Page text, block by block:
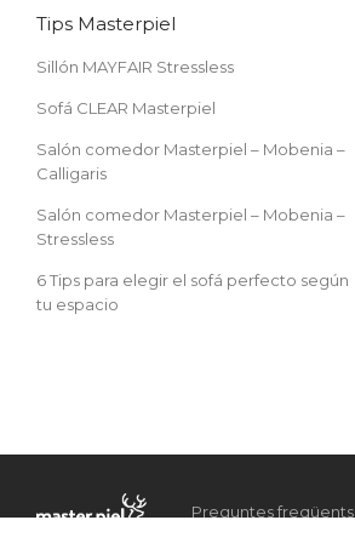
Tips Masterpiel
Sillón MAYFAIR Stressless
Sofá CLEAR Masterpiel
Salón comedor Masterpiel – Mobenia –
Calligaris
Salón comedor Masterpiel – Mobenia –
Stressless
6 Tips para elegir el sofá perfecto según
tu espacio
Preguntes freqüents